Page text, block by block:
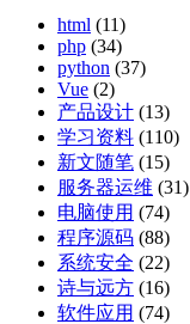
html (11)
php (34)
python (37)
Vue (2)
产品设计 (13)
学习资料 (110)
新文随笔 (15)
服务器运维 (31)
电脑使用 (74)
程序源码 (88)
系统安全 (22)
诗与远方 (16)
软件应用 (74)